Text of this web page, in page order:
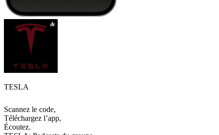
TESLA
Scannez le code,
Téléchargez l’app,
Écoutez.